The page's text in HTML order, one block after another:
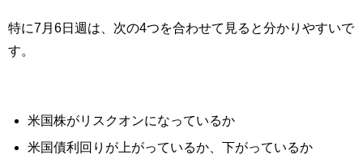
特に7月6日週は、次の4つを合わせて見ると分かりやすいで
す。
米国株がリスクオンになっているか
米国債利回りが上がっているか、下がっているか